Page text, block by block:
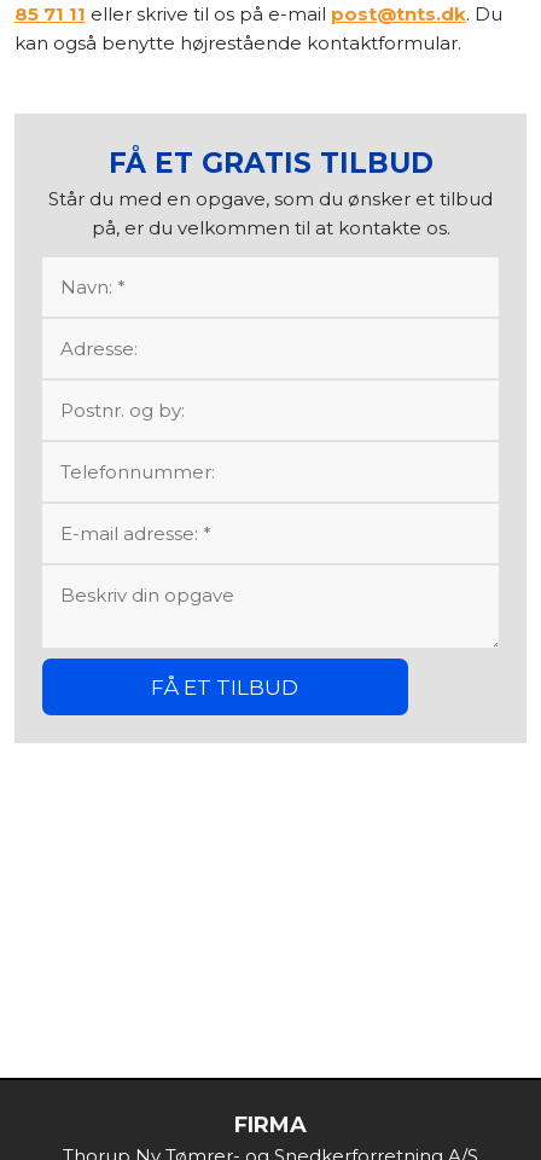
85 71 11 eller skrive til os på e-mail post@tnts.dk. Du
kan også benytte højrestående kontaktformular.
FÅ ET GRATIS TILBUD​
Står du med en opgave, som du ønsker et tilbud
på, er du velkommen til at kontakte os.
FIRMA